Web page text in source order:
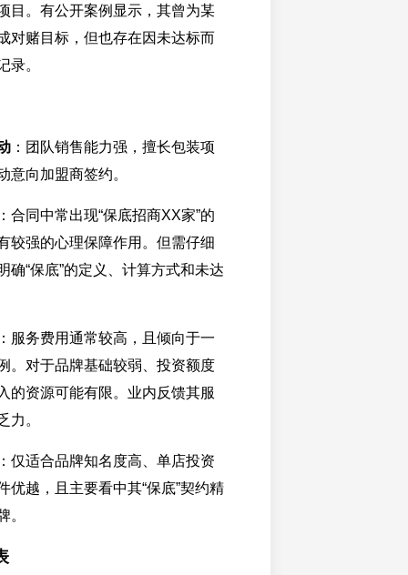
目。有公开案例显示，其曾为某
对赌目标，但也存在因未达标而
录。
：团队销售能力强，擅长包装项
意向加盟商签约。
合同中常出现“保底招商XX家”的
较强的心理保障作用。但需仔细
确“保底”的定义、计算方式和未达
服务费用通常较高，且倾向于一
。对于品牌基础较弱、投资额度
的资源可能有限。业内反馈其服
力。
仅适合品牌知名度高、单店投资
优越，且主要看中其“保底”契约精
。